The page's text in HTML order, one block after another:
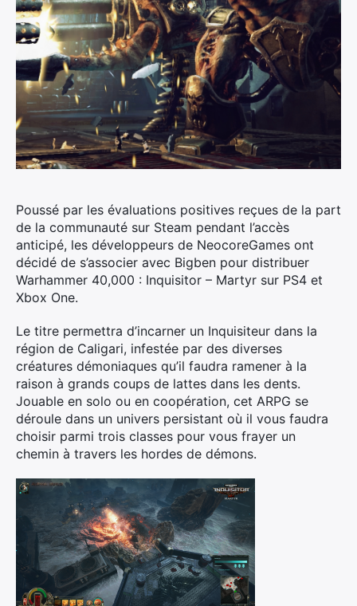
Poussé par les évaluations positives reçues de la part
de la communauté sur Steam pendant l’accès
anticipé, les développeurs de NeocoreGames ont
décidé de s’associer avec Bigben pour distribuer
Warhammer 40,000 : Inquisitor – Martyr sur PS4 et
Xbox One.
Le titre permettra d’incarner un Inquisiteur dans la
région de Caligari, infestée par des diverses
créatures démoniaques qu’il faudra ramener à la
raison à grands coups de lattes dans les dents.
Jouable en solo ou en coopération, cet ARPG se
déroule dans un univers persistant où il vous faudra
choisir parmi trois classes pour vous frayer un
chemin à travers les hordes de démons.